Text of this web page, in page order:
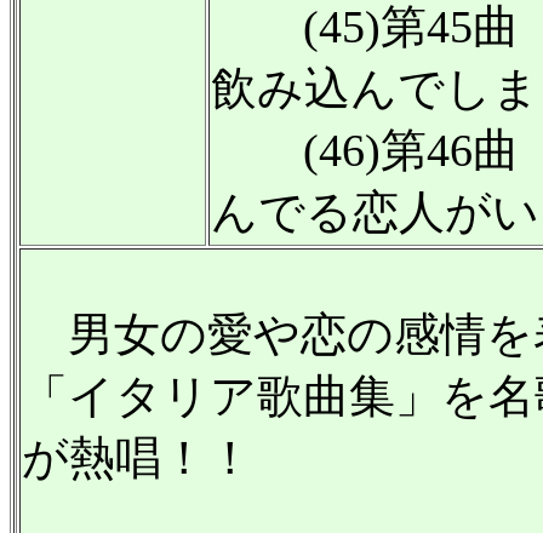
(45)第45曲
飲み込んでし
(46)第46曲
んでる恋人が
男女の愛や恋の感情
「イタリア歌曲集」を
が熱唱！！